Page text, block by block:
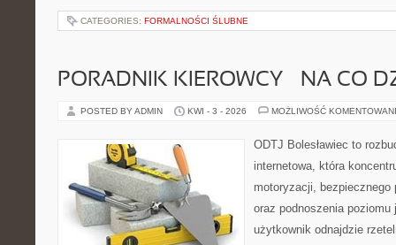
CATEGORIES: FORMALNOŚCI ŚLUBNE
PORADNIK KIEROWCY – NA CO
POSTED BY ADMIN KWI - 3 - 2026 MOŻLIWOŚĆ
ODTJ Bolesławiec to
internetowa, która
motoryzacji, bezpiecznego
oraz podnoszenia
użytkownik odnajdzie